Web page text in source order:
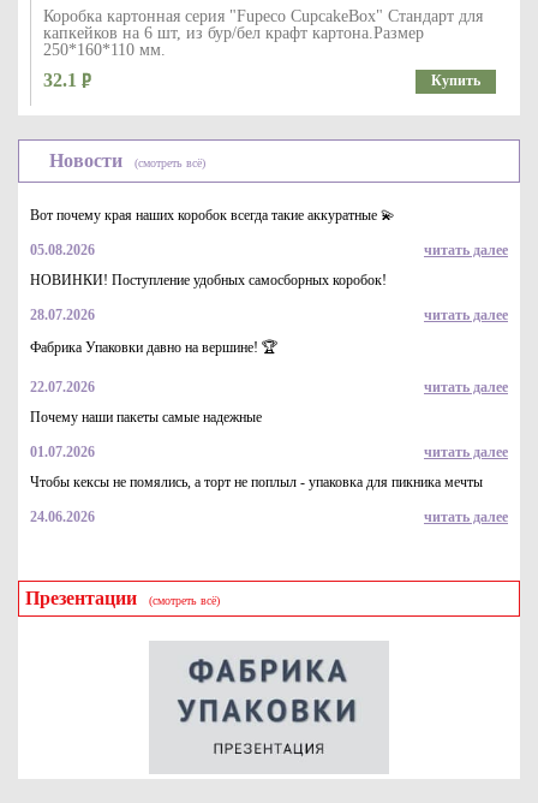
Коробка картонная серия "Fupeco CupcakeBox" Стандарт для
капкейков на 6 шт, из бур/бел крафт картона.Размер
250*160*110 мм.
32.1 Купить
Форма бумажная "Тюльпан", коричневая, р-р 50*80мм
3.3 Купить
Форма бумажная круглая коричневая для капкейков, р-р
Новости (смотреть всё)
Вот почему края наших коробок всегда такие аккуратные 💫
05.08.2026
читать далее
НОВИНКИ! Поступление удобных самосборных коробок!
28.07.2026
читать далее
Фабрика Упаковки давно на вершине! 🏆
22.07.2026
читать далее
Почему наши пакеты самые надежные
01.07.2026
читать далее
Чтобы кексы не помялись, а торт не поплыл - упаковка для пикника мечты
24.06.2026 читать далее
Презентации (смотреть всё)